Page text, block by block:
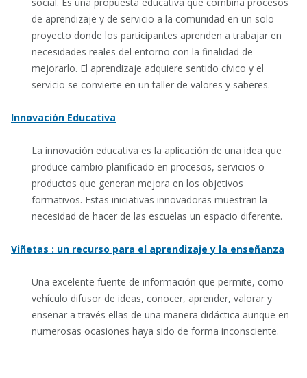
de aprendizaje y de servicio a la comunidad en un solo
proyecto donde los participantes aprenden a trabajar en
necesidades reales del entorno con la finalidad de
mejorarlo. El aprendizaje adquiere sentido cívico y el
servicio se convierte en un taller de valores y saberes.
Innovación Educativa
La innovación educativa es la aplicación de una idea que
produce cambio planificado en procesos, servicios o
productos que generan mejora en los objetivos
formativos. Estas iniciativas innovadoras muestran la
necesidad de hacer de las escuelas un espacio diferente.
Viñetas : un recurso para el aprendizaje y la enseñanza
Una excelente fuente de información que permite, como
vehículo difusor de ideas, conocer, aprender, valorar y
enseñar a través ellas de una manera didáctica aunque en
numerosas ocasiones haya sido de forma inconsciente.